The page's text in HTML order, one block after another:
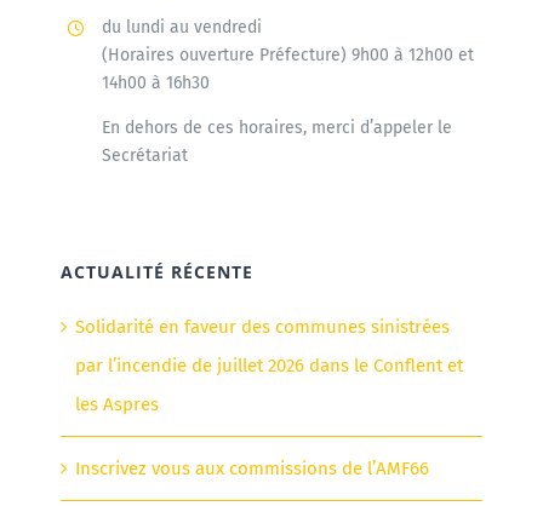
du lundi au vendredi
(Horaires ouverture Préfecture) 9h00 à 12h00 et
14h00 à 16h30
En dehors de ces horaires, merci d’appeler le
Secrétariat
ACTUALITÉ RÉCENTE
Solidarité en faveur des communes sinistrées
par l’incendie de juillet 2026 dans le Conflent et
les Aspres
Inscrivez vous aux commissions de l’AMF66